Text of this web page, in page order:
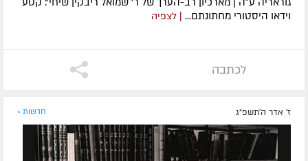
וידאו היסטורי מחתונתם... | לצפיה
לכתבה
ז' אדר ה׳תשפ״ג חדשות »